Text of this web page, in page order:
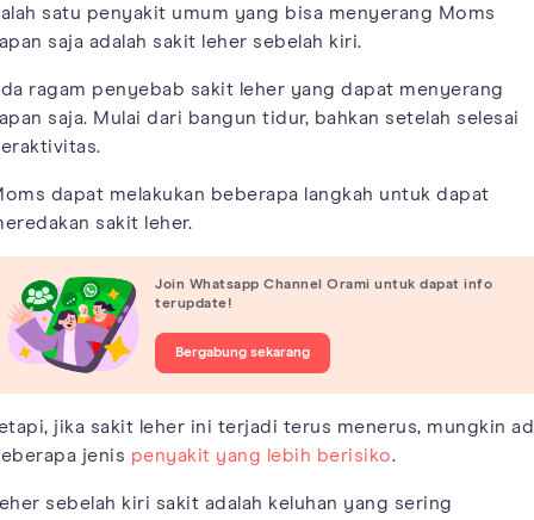
satu penyakit umum yang bisa menyerang Moms
saja adalah sakit leher sebelah kiri.
ragam penyebab sakit leher yang dapat menyerang
saja. Mulai dari bangun tidur, bahkan setelah selesai
dapat melakukan beberapa langkah untuk dapat
sakit leher.
Join Whatsapp Channel Orami untuk dapat info
terupdate!
Bergabung sekarang
jika sakit leher ini terjadi terus menerus, mungkin
jenis penyakit yang lebih berisiko.
sebelah kiri sakit adalah keluhan yang sering